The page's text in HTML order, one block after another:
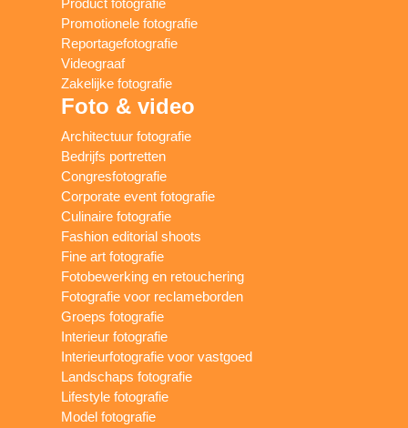
Promotionele fotografie
Reportagefotografie
Videograaf
Zakelijke fotografie
Foto & video
Architectuur fotografie
Bedrijfs portretten
Congresfotografie
Corporate event fotografie
Culinaire fotografie
Fashion editorial shoots
Fine art fotografie
Fotobewerking en retouchering
Fotografie voor reclameborden
Groeps fotografie
Interieur fotografie
Interieurfotografie voor vastgoed
Landschaps fotografie
Lifestyle fotografie
Model fotografie